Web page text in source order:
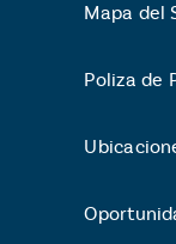
Mapa del
Poliza de